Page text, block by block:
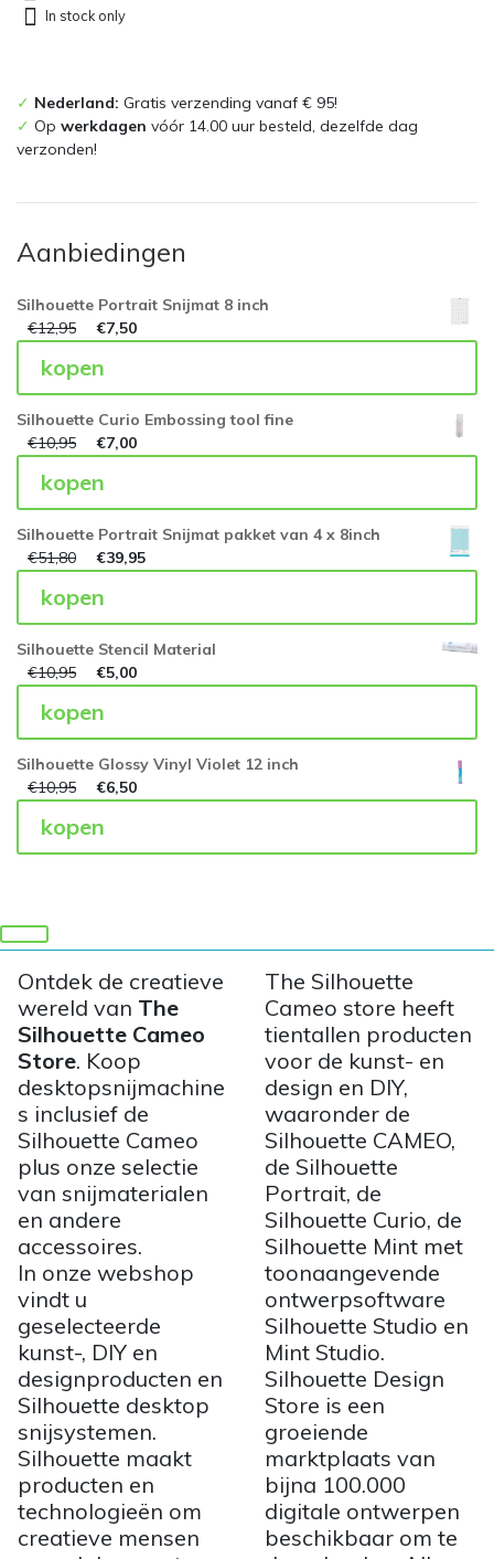
In stock only
✓ Nederland: Gratis verzending vanaf € 95!
✓ Op werkdagen vóór 14.00 uur besteld, dezelfde dag
verzonden!
Aanbiedingen
Silhouette Portrait Snijmat 8 inch
€12,95 €7,50
kopen
Silhouette Curio Embossing tool fine
€10,95 €7,00
kopen
Silhouette Portrait Snijmat pakket van 4 x 8inch
€51,80 €39,95
kopen
Silhouette Stencil Material
€10,95 €5,00
kopen
Silhouette Glossy Vinyl Violet 12 inch
€10,95 €6,50
kopen
Ontdek de creatieve
wereld van The
Silhouette Cameo
Store. Koop
desktopsnijmachine
s inclusief de
Silhouette Cameo
plus onze selectie
van snijmaterialen
en andere
accessoires.
In onze webshop
vindt u
geselecteerde
kunst-, DIY en
designproducten en
Silhouette desktop
snijsystemen.
Silhouette maakt
producten en
technologieën om
creatieve mensen
The Silhouette
Cameo store heeft
tientallen producten
voor de kunst- en
design en DIY,
waaronder de
Silhouette CAMEO,
de Silhouette
Portrait, de
Silhouette Curio, de
Silhouette Mint met
toonaangevende
ontwerpsoftware
Silhouette Studio en
Mint Studio.
Silhouette Design
Store is een
groeiende
marktplaats van
bijna 100.000
digitale ontwerpen
beschikbaar om te